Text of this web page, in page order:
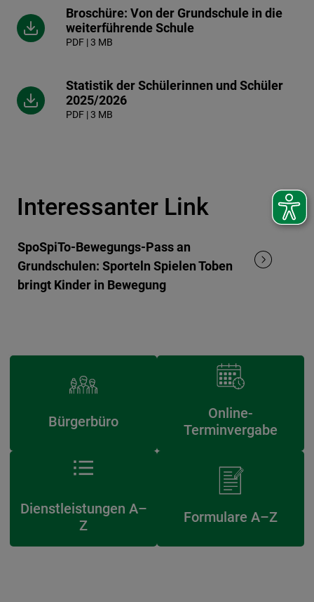
Broschüre: Von der Grundschule in die
weiterführende Schule
PDF | 3 MB
Statistik der Schülerinnen und Schüler
2025/2026
PDF | 3 MB
Interessanter Link
SpoSpiTo-Bewegungs-Pass an
Grundschulen: Sporteln Spielen Toben
bringt Kinder in Bewegung
Bürgerbüro
Online-
Terminvergabe
Dienstleistungen A–
Z
Formulare A–Z